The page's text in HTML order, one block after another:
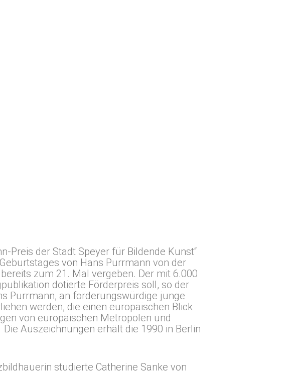
Preis der Stadt Speyer für Bildende Kunst“
von Hans Purrmann von der
zum 21. Mal vergeben. Der mit 6.000
dotierte Förderpreis soll, so der
Purrmann, an förderungswürdige junge
werden, die einen europäischen Blick
von europäischen Metropolen und
Auszeichnungen erhält die 1990 in Berlin
studierte Catherine Sanke von